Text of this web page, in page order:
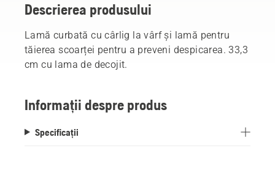
Descrierea produsului
Lamă curbată cu cârlig la vârf și lamă pentru
tăierea scoarței pentru a preveni despicarea. 33,3
cm cu lama de decojit.
Informații despre produs
Specificații